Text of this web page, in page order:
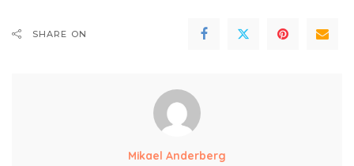
SHARE ON
Mikael Anderberg